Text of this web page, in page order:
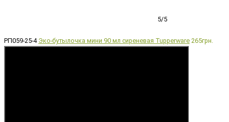
5/5
РП059-25-4 Эко-бутылочка мини 90 мл сиреневая Tupperware 265грн.